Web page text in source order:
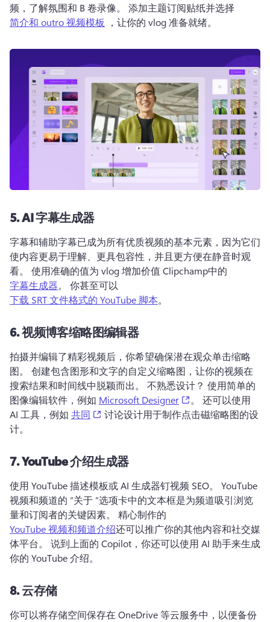
频，了解氛围和 B 卷录像。 添加主题订阅贴纸并选择
简介和 outro 视频模板 ，让你的 vlog 准备就绪。
5.AI 字幕生成器
字幕和辅助字幕已成为所有优质视频的基本元素，因为它们
使内容更易于理解、更具包容性，并且更方便在静音时观
看。 使用准确的值为 vlog 增加价值 Clipchamp中的
字幕生成器。 你甚至可以
下载 SRT 文件格式的 YouTube 脚本。
6.视频博客缩略图编辑器
拍摄并编辑了精彩视频后，你希望确保潜在观众单击缩略
图。 创建包含图形和文字的自定义缩略图，让你的视频在
搜索结果和时间线中脱颖而出。 不熟悉设计？ 使用简单的
图像编辑软件，例如 Microsoft Designer (opens in a new
。 还可以使用
AI 工具，例如 共同 (opens in a new tab)
讨论设计用于制作点击磁缩略图的设
计。
7.YouTube 介绍生成器
使用 YouTube 描述模板或 AI 生成器钉视频 SEO。 YouTube
视频和频道的 “关于 ”选项卡中的文本框是为频道吸引浏览
量和订阅者的关键因素。 精心制作的
YouTube 视频和频道介绍还可以推广你的其他内容和社交媒
体平台。 说到上面的 Copilot，你还可以使用 AI 助手来生成
你的 YouTube 介绍。
8.云存储
你可以将存储空间保存在 OneDrive 等云服务中，以便备份